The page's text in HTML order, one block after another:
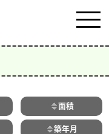
面積
築年月